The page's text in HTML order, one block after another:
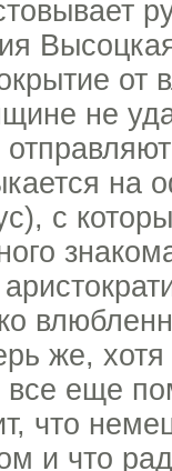
от
не
на
с
же,
все еще
что
и что